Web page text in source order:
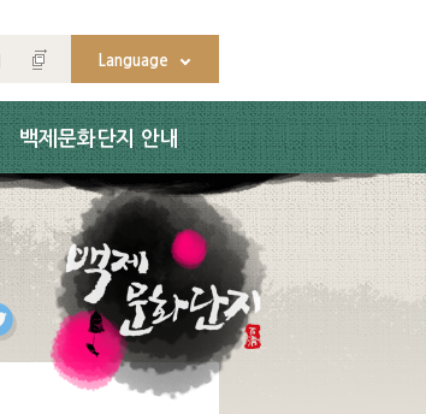
Language
백제문화단지 안내